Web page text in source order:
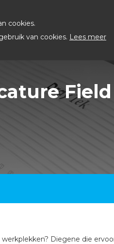
cookies.
van cookies. Lees meer
Diegene die